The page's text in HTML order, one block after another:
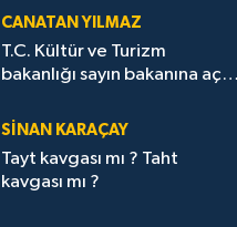
CANATAN YILMAZ
T.C. Kültür ve Turizm
bakanlığı sayın bakanına açık
SİNAN KARAÇAY
Tayt kavgası mı ? Taht
kavgası mı ?